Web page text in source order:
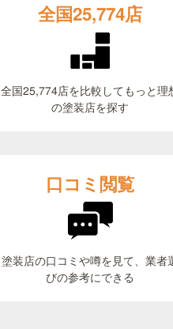
全国25,774店
全国25,774店を比較してもっと理
の塗装店を探す
口コミ閲覧
塗装店の口コミや噂を見て、業者
びの参考にできる